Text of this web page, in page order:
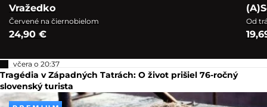
Vražedko
Červené na čiernobielom
24,90 €
Od
včera o 20:37
Tragédia v Západných Tatrách: O život prišiel 76-ročný
slovenský turista